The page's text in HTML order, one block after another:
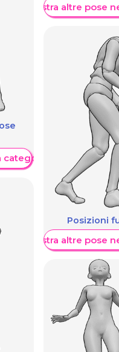
Mostra altre pose
Posizioni
Mostra altre pose